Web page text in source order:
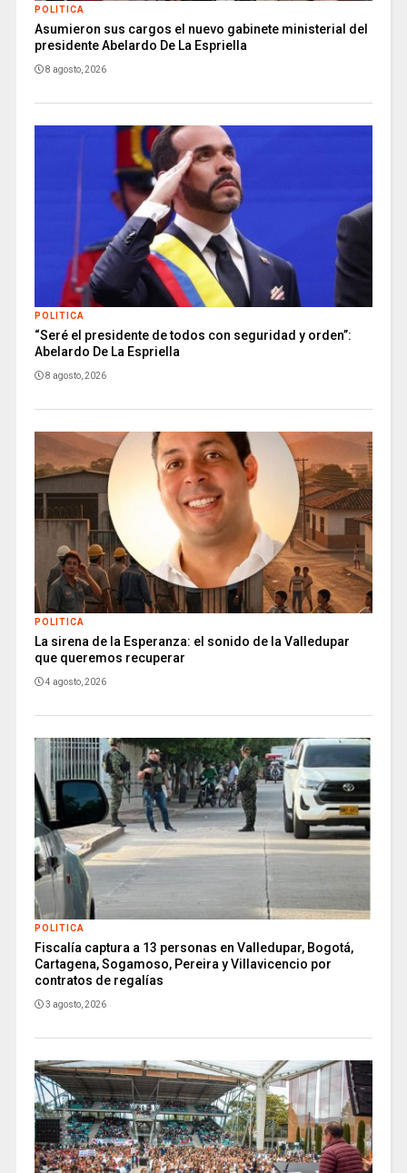
POLITICA
Asumieron sus cargos el nuevo gabinete ministerial del
presidente Abelardo De La Espriella
8 agosto, 2026
POLITICA
“Seré el presidente de todos con seguridad y orden”:
Abelardo De La Espriella
8 agosto, 2026
POLITICA
La sirena de la Esperanza: el sonido de la Valledupar
que queremos recuperar
4 agosto, 2026
POLITICA
Fiscalía captura a 13 personas en Valledupar, Bogotá,
Cartagena, Sogamoso, Pereira y Villavicencio por
contratos de regalías
3 agosto, 2026